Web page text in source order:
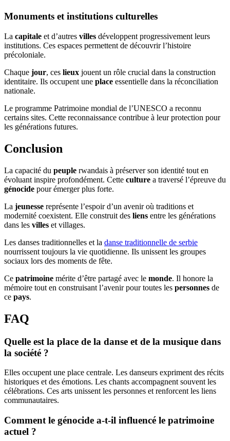
Monuments et institutions culturelles
La capitale et d’autres villes développent progressivement leurs
institutions. Ces espaces permettent de découvrir l’histoire
précoloniale.
Chaque jour, ces lieux jouent un rôle crucial dans la construction
identitaire. Ils occupent une place essentielle dans la réconciliation
nationale.
Le programme Patrimoine mondial de l’UNESCO a reconnu
certains sites. Cette reconnaissance contribue à leur protection pour
les générations futures.
Conclusion
La capacité du peuple rwandais à préserver son identité tout en
évoluant inspire profondément. Cette culture a traversé l’épreuve du
génocide pour émerger plus forte.
La jeunesse représente l’espoir d’un avenir où traditions et
modernité coexistent. Elle construit des liens entre les générations
dans les villes et villages.
Les danses traditionnelles et la danse traditionnelle de serbie
nourrissent toujours la vie quotidienne. Ils unissent les groupes
sociaux lors des moments de fête.
Ce patrimoine mérite d’être partagé avec le monde. Il honore la
mémoire tout en construisant l’avenir pour toutes les personnes de
ce pays.
FAQ
Quelle est la place de la danse et de la musique dans
la société ?
Elles occupent une place centrale. Les danseurs expriment des récits
historiques et des émotions. Les chants accompagnent souvent les
célébrations. Ces arts unissent les personnes et renforcent les liens
communautaires.
Comment le génocide a-t-il influencé le patrimoine
actuel ?